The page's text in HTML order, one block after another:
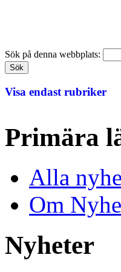
Sök på denna webbplats:
Visa endast rubriker
Primära
Alla
Om
Nyheter